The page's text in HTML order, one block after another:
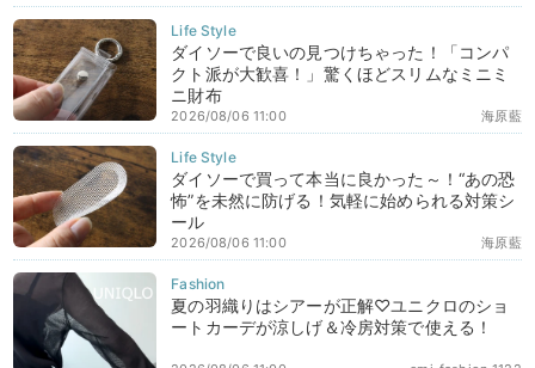
ダイソーで良いの見つけちゃった！「コンパ
クト派が大歓喜！」驚くほどスリムなミニミ
ニ財布
海原藍
2026/08/06 11:00
ダイソーで買って本当に良かった～！“あの恐
怖”を未然に防げる！気軽に始められる対策シ
ール
海原藍
2026/08/06 11:00
夏の羽織りはシアーが正解♡ユニクロのショ
ートカーデが涼しげ＆冷房対策で使える！